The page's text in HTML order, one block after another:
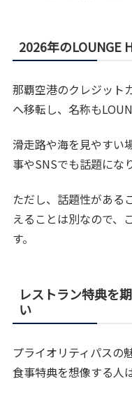
2026年のLOUNGE
那覇空港のクレジット
へ移転し、名称も
滑走路や海を見やすい
事やSNSでも話題にな
ただし、話題性がある
えることは別なので、
す。
レストラン特典を
い
プライオリティパスの
食事特典を想像する人